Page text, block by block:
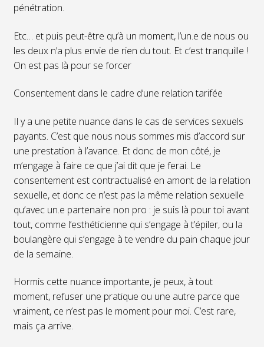
pénétration.
Etc… et puis peut-être qu’à un moment, l’un.e de nous ou
les deux n’a plus envie de rien du tout. Et c’est tranquille !
On est pas là pour se forcer
Consentement dans le cadre d’une relation tarifée
Il y a une petite nuance dans le cas de services sexuels
payants. C’est que nous nous sommes mis d’accord sur
une prestation à l’avance. Et donc de mon côté, je
m’engage à faire ce que j’ai dit que je ferai. Le
consentement est contractualisé en amont de la relation
sexuelle, et donc ce n’est pas la même relation sexuelle
qu’avec un.e partenaire non pro : je suis là pour toi avant
tout, comme l’esthéticienne qui s’engage à t’épiler, ou la
boulangère qui s’engage à te vendre du pain chaque jour
de la semaine.
Hormis cette nuance importante, je peux, à tout
moment, refuser une pratique ou une autre parce que
vraiment, ce n’est pas le moment pour moi. C’est rare,
mais ça arrive.